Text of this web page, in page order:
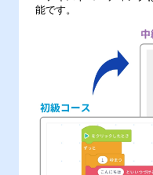
能です。